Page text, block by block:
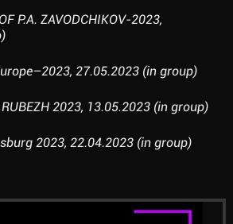
P.A. ZAVODCHIKOV-2023,
27.05.2023 (in group)
2023, 13.05.2023 (in group)
2023, 22.04.2023 (in group)